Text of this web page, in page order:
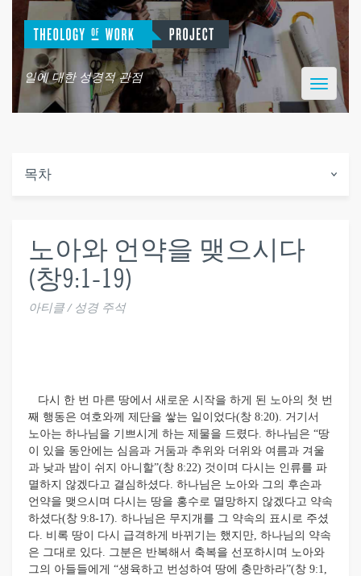
일에 대한 성경적 관점
Toggle
목차
노아와 언약을 맺으시다
(창9:1-19)
아티클 / 성경 주석
다시 한 번 마른 땅에서 새로운 시작을 하게 된 노아의 첫 번
째 행동은 여호와께 제단을 쌓는 일이었다(창 8:20). 거기서
노아는 하나님을 기쁘시게 하는 제물을 드렸다. 하나님은 “땅
이 있을 동안에는 심음과 거둠과 추위와 더위와 여름과 겨울
과 낮과 밤이 쉬지 아니할”(창 8:22) 것이며 다시는 인류를 파
멸하지 않겠다고 결심하셨다. 하나님은 노아와 그의 후손과
언약을 맺으시며 다시는 땅을 홍수로 멸망하지 않겠다고 약속
하셨다(창 9:8-17). 하나님은 무지개를 그 약속의 표시로 주셨
다. 비록 땅이 다시 급격하게 바뀌기는 했지만, 하나님의 약속
은 그대로 있다. 그분은 반복해서 축복을 선포하시며 노아와
그의 아들들에게 “생육하고 번성하여 땅에 충만하라”(창 9:1,